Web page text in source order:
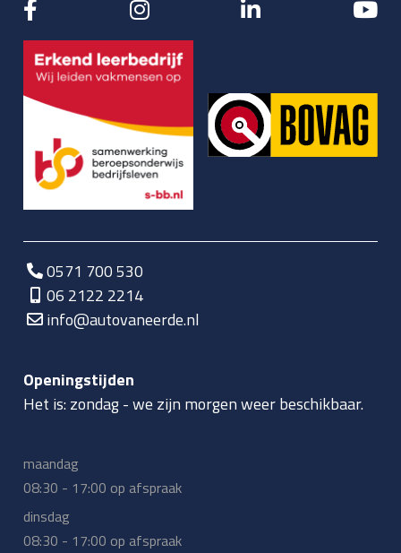
0571 700 530
06 2122 2214
info@autovaneerde.nl
Openingstijden
Het is:zondag-we zijn morgen weer beschikbaar.
maandag
08:30 - 17:00 op afspraak
dinsdag
08:30 - 17:00 op afspraak